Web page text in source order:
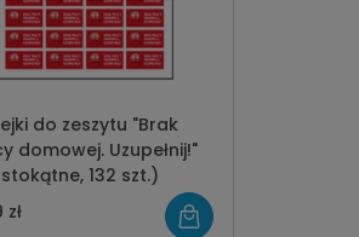
do zeszytu "Brak
domowej. Uzupełnij!"
132 szt.)
zł